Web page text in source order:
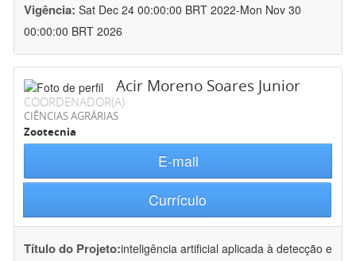
Vigência: Sat Dec 24 00:00:00 BRT 2022-Mon Nov 30
00:00:00 BRT 2026
Acir Moreno Soares Junior
COORDENADOR(A)
CIÊNCIAS AGRÁRIAS
Zootecnia
E-mail
Currículo
Título do Projeto:inteligência artificial aplicada à detecção e